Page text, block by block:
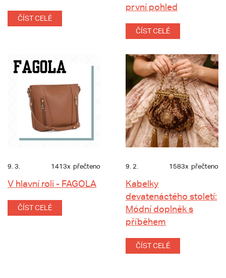
ČÍST CELÉ
první pohled
ČÍST CELÉ
9. 3. 1413x přečteno
V hlavní roli - FAGOLA
ČÍST CELÉ
9. 2. 1583x přečteno
Kabelky
devatenáctého století:
Módní doplněk s
příběhem
ČÍST CELÉ